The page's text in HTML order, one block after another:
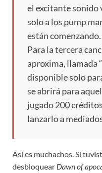
el excitante sonido
solo a los pump
están comenzando.
Para la tercera
aproxima, llamada
disponible solo
se abrirá para
jugado 200
lanzarlo a
Así es muchachos. Si
desbloquear Dawn of